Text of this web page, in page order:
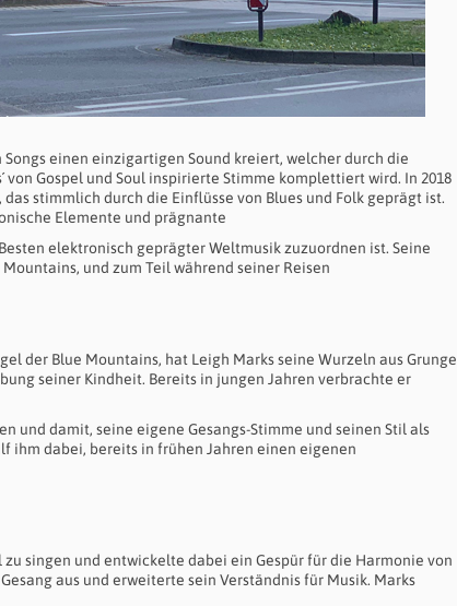
Songs einen einzigartigen Sound kreiert, welcher durch die
von Gospel und Soul inspirierte Stimme komplettiert wird. In 2018
stimmlich durch die Einflüsse von Blues und Folk geprägt ist.
Elemente und prägnante
elektronisch geprägter Weltmusik zuzuordnen ist. Seine
und zum Teil während seiner Reisen
der Blue Mountains, hat Leigh Marks seine Wurzeln aus Grunge
seiner Kindheit. Bereits in jungen Jahren verbrachte er
und damit, seine eigene Gesangs-Stimme und seinen Stil als
ihm dabei, bereits in frühen Jahren einen eigenen
singen und entwickelte dabei ein Gespür für die Harmonie von
aus und erweiterte sein Verständnis für Musik. Marks